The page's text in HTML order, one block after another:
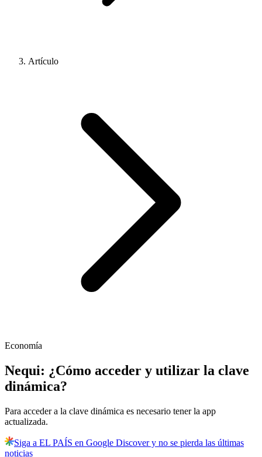
Artículo
Economía
Nequi: ¿Cómo acceder y utilizar la clave
dinámica?
Para acceder a la clave dinámica es necesario tener la app
actualizada.
Siga a EL PAÍS en Google Discover y no se pierda las últimas
noticias